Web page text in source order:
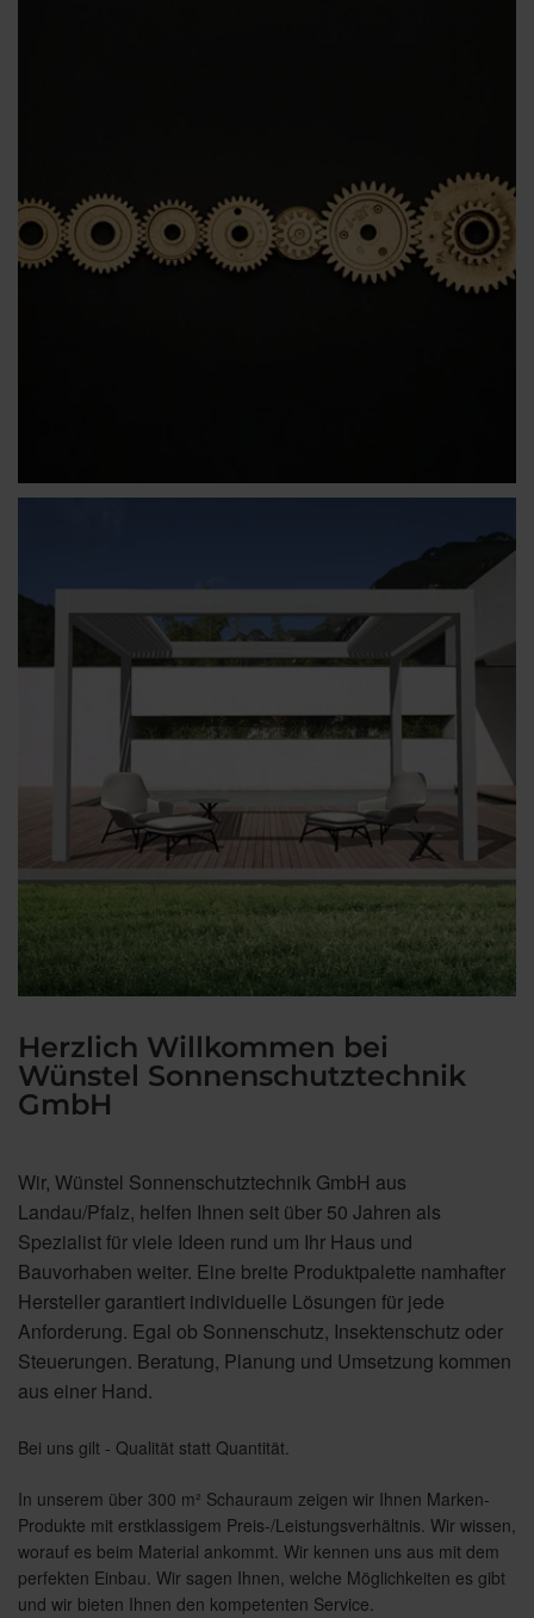
Herzlich Willkommen bei
Wünstel Sonnenschutztechnik
GmbH
Wir, Wünstel Sonnenschutztechnik GmbH aus
Landau/Pfalz, helfen Ihnen seit über 50 Jahren als
Spezialist für viele Ideen rund um Ihr Haus und
Bauvorhaben weiter. Eine breite Produktpalette namhafter
Hersteller garantiert individuelle Lösungen für jede
Anforderung. Egal ob Sonnenschutz, Insektenschutz oder
Steuerungen. Beratung, Planung und Umsetzung kommen
aus einer Hand.
Bei uns gilt - Qualität statt Quantität.
In unserem über 300 m² Schauraum zeigen wir Ihnen Marken-
Produkte mit erstklassigem Preis-/Leistungsverhältnis. Wir wissen,
worauf es beim Material ankommt. Wir kennen uns aus mit dem
perfekten Einbau. Wir sagen Ihnen, welche Möglichkeiten es gibt
und wir bieten Ihnen den kompetenten Service.